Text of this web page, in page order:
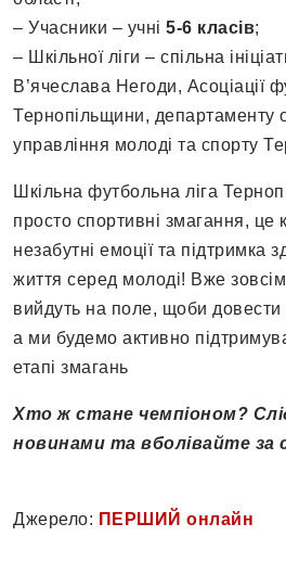
– Учасники – учні 5-6 класів;
– Шкільної ліги – спільна
В’ячеслава Негоди, Асоціації
Тернопільщини, департаменту
управління молоді та спорту
Шкільна футбольна ліга
просто спортивні змагання, це
незабутні емоції та підтримка
життя серед молоді! Вже
вийдуть на поле, щоби довести
а ми будемо активно
етапі змагань
Хто ж стане чемпіоном?
новинами та вболівайте за
Джерело: ПЕРШИЙ онлайн